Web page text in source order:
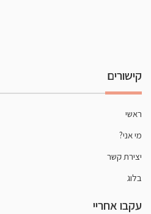
קישורים
ראשי
מי אני?
יצירת קשר
בלוג
עקבו אחריי